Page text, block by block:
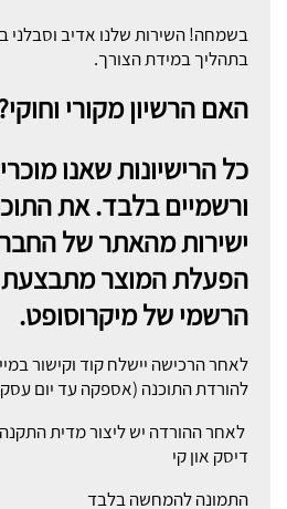
בשמחה! השירות שלנו אדיב וסבלני
בתהליך במידת הצורך.
האם הרשיון מקורי
כל הרישיונות שאנו
ורשמיים בלבד. את
ישירות מהאתר של
הפעלת המוצר
הרשמי של מיקרוסופט.
לאחר הרכישה יישלח קוד וקישור
להורדת התוכנה (אספקה עד יום
לאחר ההורדה יש ליצור מדית
דיסק און קי
התמונה להמחשה בלבד